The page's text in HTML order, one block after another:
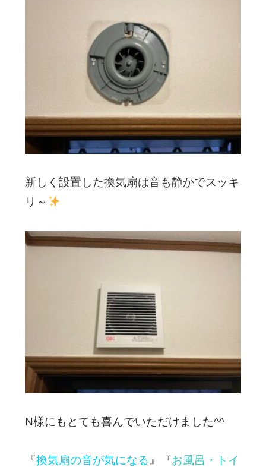
新しく設置した換気扇は音も静かでスッキ
リ～
N様にもとても喜んでいただけました^^
『換気扇の音が気になる 』『お風呂・トイ